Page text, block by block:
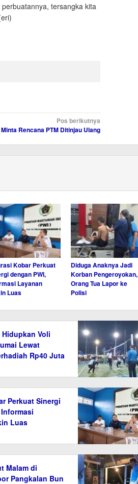
tersangka kita
Pos berikutnya
Rencana PTM Ditinjau Ulang
Kobar Perkuat
dengan PWI,
Layanan
Luas
Diduga Anaknya Jadi
Korban Pengeroyokan,
Orang Tua Lapor ke
Polisi
Voli
Lewat
Rp40 Juta
Perkuat Sinergi
Luas
Malam di
Pangkalan Bun